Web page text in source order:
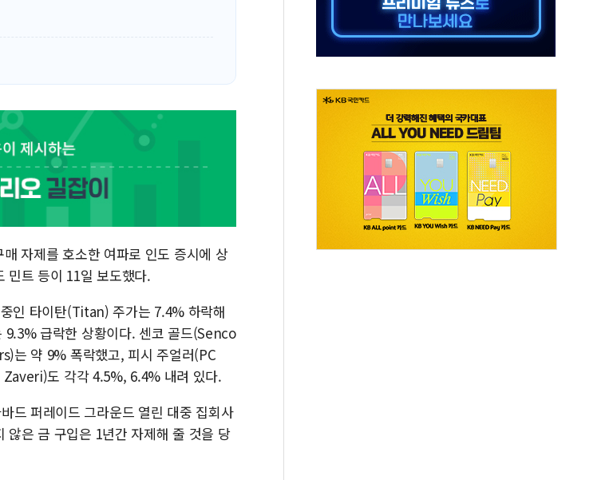
자제를 호소한 여파로 인도 증시에 상
민트 등이 11일 보도했다.
인 타이탄(Titan) 주가는 7.4% 하락해
급락한 상황이다. 센코 골드(Senco
는 약 9% 폭락했고, 피시 주얼러(PC
도 각각 4.5%, 6.4% 내려 있다.
드 퍼레이드 그라운드 열린 대중 집회사
않은 금 구입은 1년간 자제해 줄 것을 당